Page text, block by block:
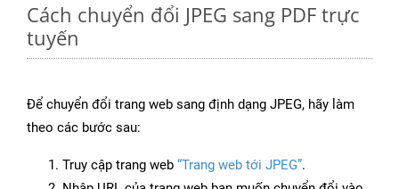
Cách chuyển đổi JPEG sang PDF trực
tuyến
Để chuyển đổi trang web sang định dạng JPEG, hãy làm
theo các bước sau:
Truy cập trang web “Trang web tới JPEG”.